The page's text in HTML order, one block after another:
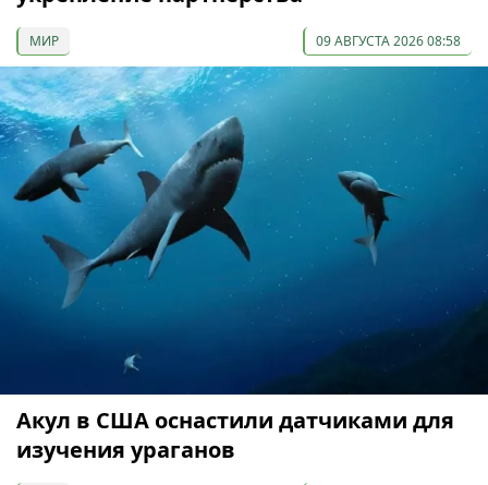
МИР 09 АВГУСТА 2026 08:58
Акул в США оснастили датчиками для
изучения ураганов